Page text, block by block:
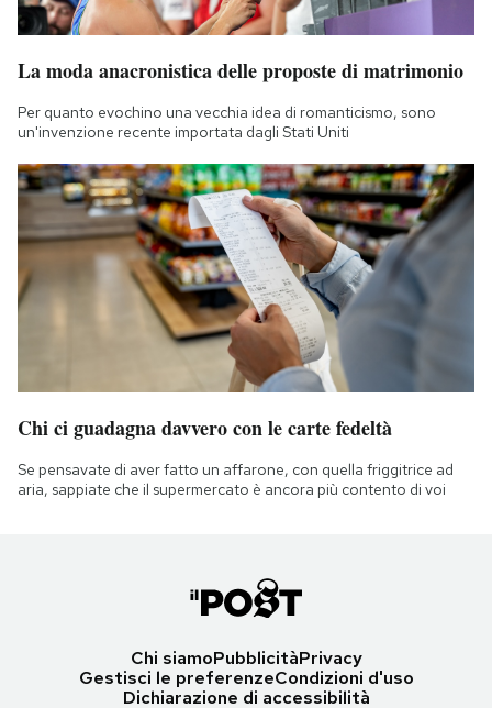
La moda anacronistica delle proposte di matrimonio
Per quanto evochino una vecchia idea di romanticismo, sono
un'invenzione recente importata dagli Stati Uniti
Chi ci guadagna davvero con le carte fedeltà
Se pensavate di aver fatto un affarone, con quella friggitrice ad
aria, sappiate che il supermercato è ancora più contento di voi
Chi siamoPubblicitàPrivacy
Gestisci le preferenzeCondizioni d'uso
Dichiarazione di accessibilità